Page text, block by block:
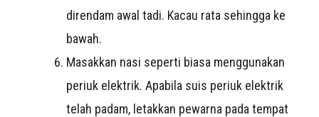
direndam awal tadi. Kacau rata sehingga ke
bawah.
Masakkan nasi seperti biasa menggunakan
periuk elektrik. Apabila suis periuk elektrik
telah padam, letakkan pewarna pada tempat